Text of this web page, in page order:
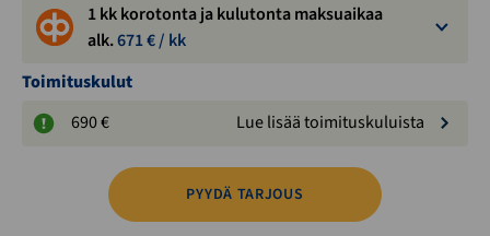
1 kk korotonta ja kulutonta maksuaikaa
alk.671€ / kk
Toimituskulut
690 €
Lue lisää toimituskuluista
PYYDÄ TARJOUS